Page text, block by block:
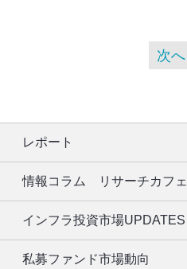
次へ
レポート
情報コラム リサーチカフェ
インフラ投資市場UPDATES
私募ファンド市場動向